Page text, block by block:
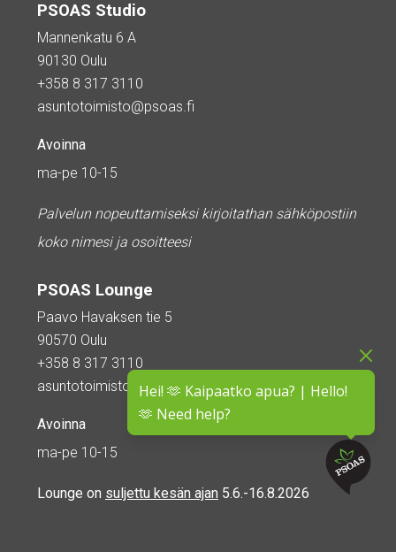
Hei! 🫶 Kaipaatko apua? | Hello!
🫶 Need help?
PSOAS Studio
Mannenkatu 6 A
90130 Oulu
+358 8 317 3110
asuntotoimisto@psoas.fi
Avoinna
ma-pe 10-15
Palvelun nopeuttamiseksi kirjoitathan sähköpostiin
koko nimesi ja osoitteesi
PSOAS Lounge
Paavo Havaksen tie 5
90570 Oulu
+358 8 317 3110
asuntotoimisto@psoas.fi
Avoinna
ma-pe 10-15
Lounge on suljettu kesän ajan 5.6.-16.8.2026